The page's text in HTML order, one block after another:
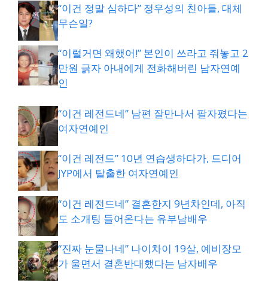
“이건 정말 심하다” 정우성의 친아들, 대체
무슨일?
“이럴거면 왜했어!” 본인이 쓰라고 줘놓고 2
만원 긁자 아내에게 전화해버린 남자연예
인
“이건 레전드네” 남편 잘만나서 팔자폈다는
여자연예인
“이건 레전드” 10년 연습생하다가, 드디어
JYP에서 탈출한 여자연예인
“이건 레전드네” 결혼한지 9년차인데, 아직
도 소개팅 들어온다는 유부남배우
“진짜 눈물나네” 나이차이 19살, 예비장모
가 울면서 결혼반대했다는 남자배우